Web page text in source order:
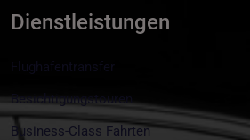
Dienstleistungen
Flughafentransfer
Besichtigungstouren
Business-Class Fahrten